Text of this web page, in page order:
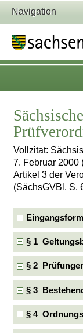
Navigation
Vollzitat:
7. Februar 2000
Artikel 3 der
(SächsGVBl. S.
§ 1
§ 2
§ 3
§ 4